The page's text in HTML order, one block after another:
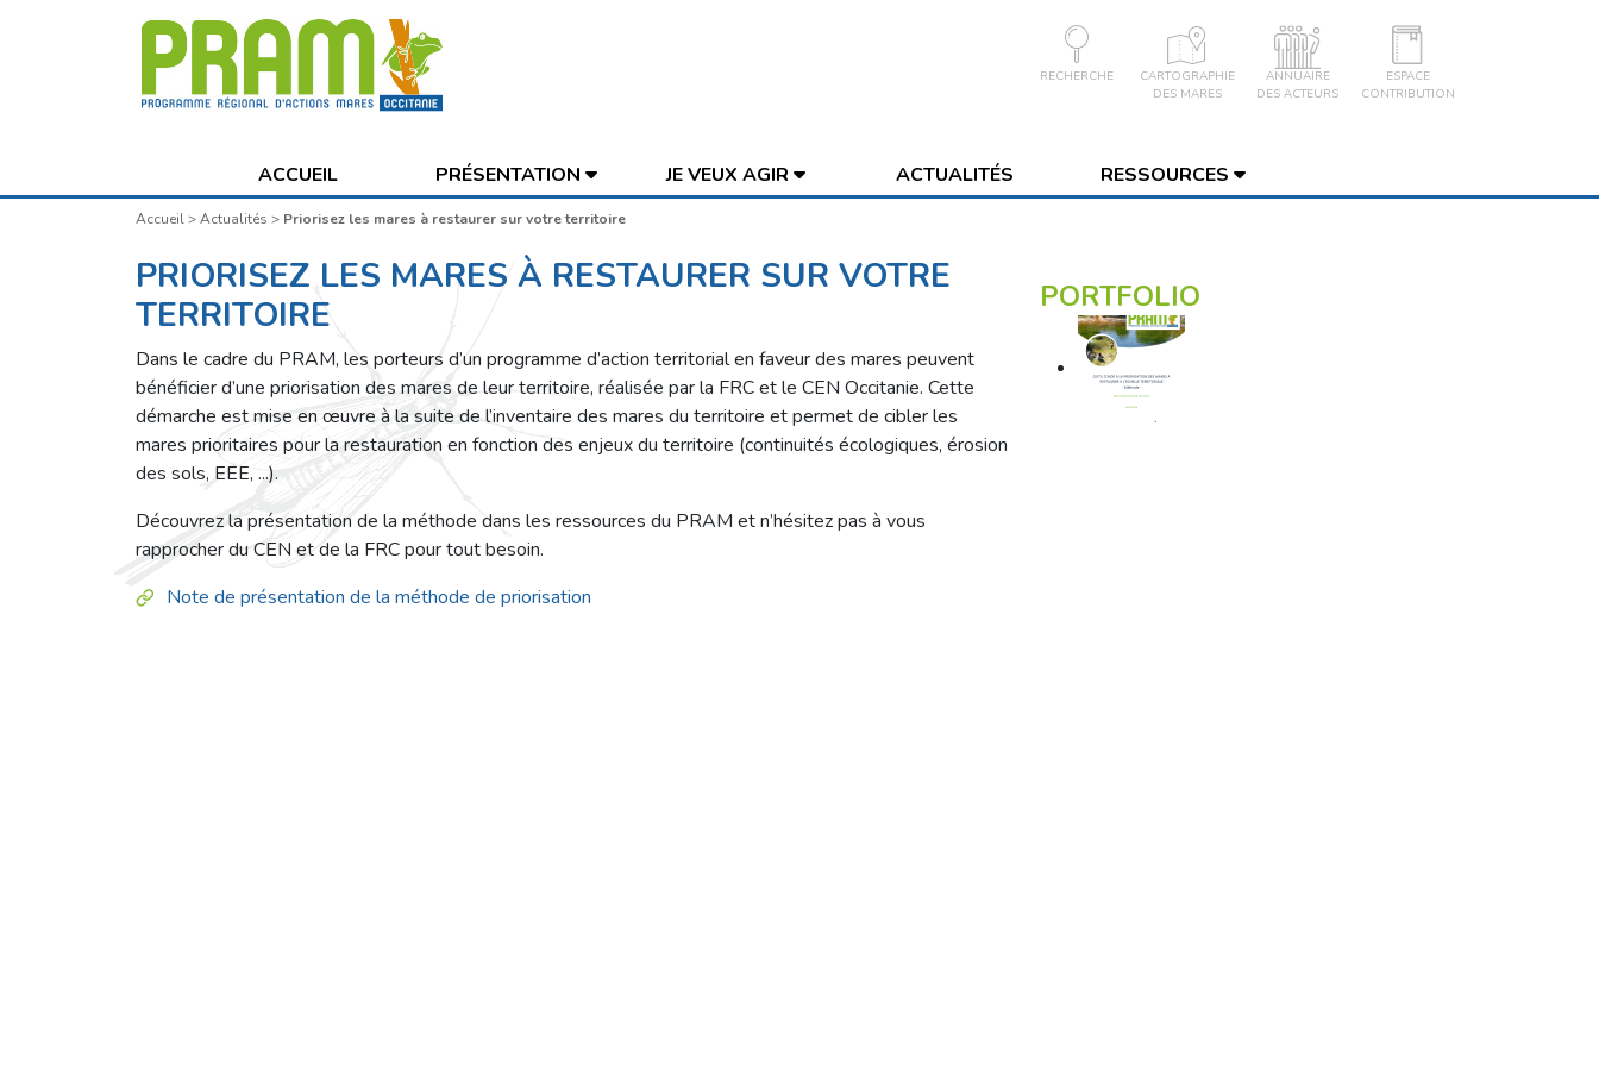
RECHERCHE
CARTOGRAPHIE
DES MARES
ANNUAIRE
DES ACTEURS
ESPACE
CONTRIBUTION
ACCUEIL PRÉSENTATION JE VEUX AGIR ACTUALITÉS RESSOURCES
Accueil>Actualités > Priorisez les mares à restaurer sur votre territoire
PRIORISEZ LES MARES À RESTAURER SUR VOTRE
TERRITOIRE
Dans le cadre du PRAM, les porteurs d’un programme d’action territorial en faveur des mares peuvent
bénéficier d’une priorisation des mares de leur territoire, réalisée par la FRC et le CEN Occitanie. Cette
démarche est mise en œuvre à la suite de l’inventaire des mares du territoire et permet de cibler les
mares prioritaires pour la restauration en fonction des enjeux du territoire (continuités écologiques, érosion
des sols, EEE, ...).
Découvrez la présentation de la méthode dans les ressources du PRAM et n’hésitez pas à vous
rapprocher du CEN et de la FRC pour tout besoin.
Note de présentation de la méthode de priorisation
PORTFOLIO